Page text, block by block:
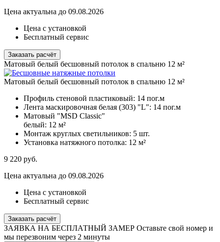
Цена актуальна до 09.08.2026
Цена с установкой
Бесплатный сервис
Заказать расчёт
Матовый белый бесшовный потолок в спальню 12 м²
Матовый белый бесшовный потолок в спальню 12 м²
Профиль стеновой пластиковый: 14 пог.м
Лента маскировочная белая (303) "L": 14 пог.м
Матовый "MSD Classic"
белый: 12 м²
Монтаж круглых светильников: 5 шт.
Установка натяжного потолка: 12 м²
9 220 руб.
Цена актуальна до 09.08.2026
Цена с установкой
Бесплатный сервис
Заказать расчёт
ЗАЯВКА НА БЕСПЛАТНЫЙ ЗАМЕР Оставьте свой номер и
мы перезвоним через 2 минуты